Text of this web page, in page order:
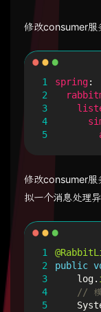
修改consumer服
1
2
3
4
5
spring:
修改consumer服
拟一个消息处理异
1
2
3
4
5
public
log.
// 模